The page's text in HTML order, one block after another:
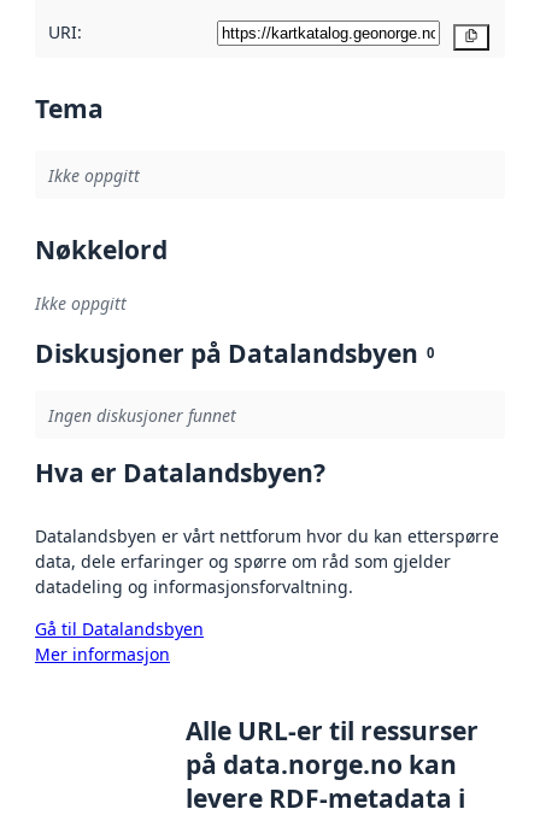
URI:
Tema
Ikke oppgitt
Nøkkelord
Ikke oppgitt
Diskusjoner på Datalandsbyen 0
Ingen diskusjoner funnet
Hva er Datalandsbyen?
Datalandsbyen er vårt nettforum hvor du kan etterspørre
data, dele erfaringer og spørre om råd som gjelder
datadeling og informasjonsforvaltning.
Gå til Datalandsbyen
Mer informasjon
Alle URL-er til ressurser
på data.norge.no kan
levere RDF-metadata i